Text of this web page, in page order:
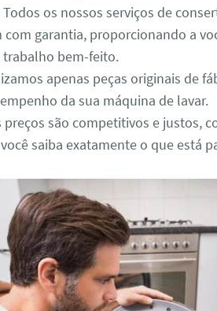
Todos os nossos serviços de
com garantia, proporcionando a
bem-feito.
apenas peças originais de
da sua máquina de lavar.
preços são competitivos e justos,
saiba exatamente o que está